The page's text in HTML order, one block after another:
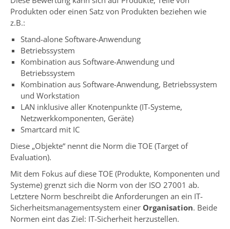
Produkten oder einen Satz von Produkten beziehen wie
z.B.:
Stand-alone Software-Anwendung
Betriebssystem
Kombination aus Software-Anwendung und
Betriebssystem
Kombination aus Software-Anwendung, Betriebssystem
und Workstation
LAN inklusive aller Knotenpunkte (IT-Systeme,
Netzwerkkomponenten, Geräte)
Smartcard mit IC
Diese „Objekte“ nennt die Norm die TOE (Target of
Evaluation).
Mit dem Fokus auf diese TOE (Produkte, Komponenten und
Systeme) grenzt sich die Norm von der ISO 27001 ab.
Letztere Norm beschreibt die Anforderungen an ein IT-
Sicherheitsmanagementsystem einer Organisation. Beide
Normen eint das Ziel: IT-Sicherheit herzustellen.